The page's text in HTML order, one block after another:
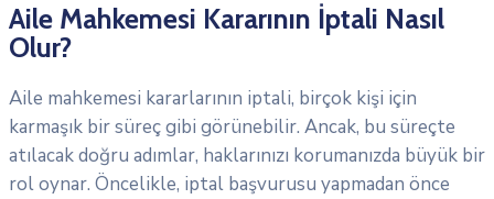
Aile Mahkemesi Kararının İptali Nasıl
Olur?
Aile mahkemesi kararlarının iptali, birçok kişi için
karmaşık bir süreç gibi görünebilir. Ancak, bu süreçte
atılacak doğru adımlar, haklarınızı korumanızda büyük bir
rol oynar. Öncelikle, iptal başvurusu yapmadan önce